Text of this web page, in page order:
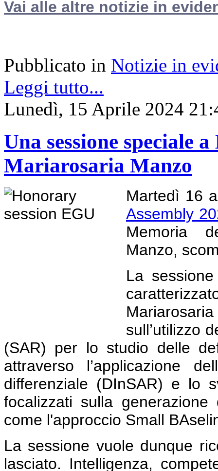
Vai alle altre notizie in
Pubblicato in Notizie in
Leggi tutto...
Lunedì, 15 Aprile 2024
Una sessione speciale
Mariarosaria Manzo
Martedì 16
Assembly
Memoria
Manzo,
La
sull’utilizzo
(SAR) per lo studio delle
attraverso l’applicazione
differenziale (DInSAR) e lo
focalizzati sulla
come l'approccio Small
La sessione vuole dunque
lasciato. Intelligenza,